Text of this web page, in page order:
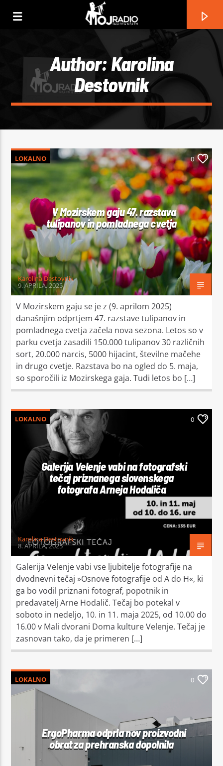
Current track
No titles available
Moj Radio
Author:Karolina
Destovnik
LOKALNO 0
V Mozirskem gaju 47. razstava
tulipanov in pomladnega cvetja
Karolina Destovnik
9. APRILA, 2025
V Mozirskem gaju se je z (9. aprilom 2025)
današnjim odprtjem 47. razstave tulipanov in
pomladnega cvetja začela nova sezona. Letos so v
parku cvetja zasadili 150.000 tulipanov 30 različnih
sort, 20.000 narcis, 5000 hijacint, številne mačehe
in drugo cvetje. Razstava bo na ogled do 5. maja,
so sporočili iz Mozirskega gaja. Tudi letos bo […]
LOKALNO 0
Galerija Velenje vabi na fotografski
tečaj priznanega slovenskega
fotografa Arneja Hodaliča
Karolina Destovnik
8. APRILA, 2025
Galerija Velenje vabi vse ljubitelje fotografije na
dvodnevni tečaj »Osnove fotografije od A do H«, ki
ga bo vodil priznani fotograf, popotnik in
predavatelj Arne Hodalič. Tečaj bo potekal v
soboto in nedeljo, 10. in 11. maja 2025, od 10.00 do
16.00 v Mali dvorani Doma kulture Velenje. Tečaj je
zasnovan tako, da je primeren […]
LOKALNO 0
ErgoPharma odprla nov proizvodni
obrat za prehranska dopolnila